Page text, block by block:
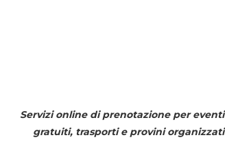
Servizi online di prenotazione per eventi
gratuiti, trasporti e provini organizzati